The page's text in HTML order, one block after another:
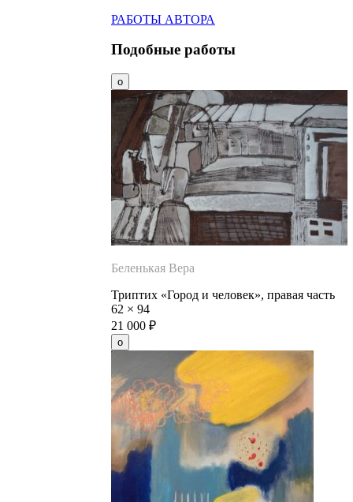
РАБОТЫ АВТОРА
Подобные работы
Беленькая Вера
Триптих «Город и человек», правая часть
62 × 94
21 000 ₽